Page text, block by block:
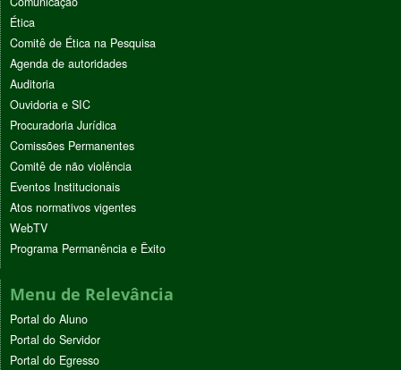
Ética
Comitê de Ética na Pesquisa
Agenda de autoridades
Auditoria
Ouvidoria e SIC
Procuradoria Jurídica
Comissões Permanentes
Comitê de não violência
Eventos Institucionais
Atos normativos vigentes
WebTV
Programa Permanência e Êxito
Menu de Relevância
Portal do Aluno
Portal do Servidor
Portal do Egresso